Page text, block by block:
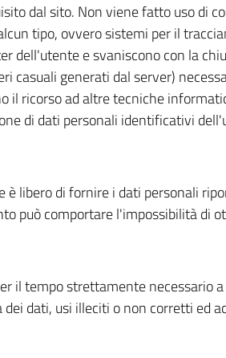
dal sito. Non viene fatto uso di
tipo, ovvero sistemi per il
dell'utente e svaniscono con la
generati dal server)
il ricorso ad altre tecniche
di dati personali identificativi
libero di fornire i dati personali
può comportare l'impossibilità di
tempo strettamente necessario
dati, usi illeciti o non corretti ed